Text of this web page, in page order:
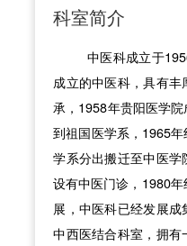
科室简介
中医科成立于
成立的中医科，具有
承，1958年贵阳医学
到祖国医学系，1965
学系分出搬迁至中医
设有中医门诊，1980
展，中医科已经发展
中西医结合科室，拥